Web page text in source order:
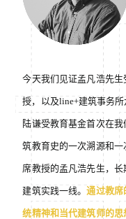
今天我们见证孟凡浩先
授，以及line+建筑事务
陆谦受教育基金首次在
筑教育史的一次溯源和
席教授的孟凡浩先生，
建筑实践一线。通过教席
统精神和当代建筑师的